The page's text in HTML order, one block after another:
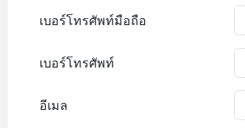
เบอร์โทรศัพท์มือถือ
เบอร์โทรศัพท์
อีเมล